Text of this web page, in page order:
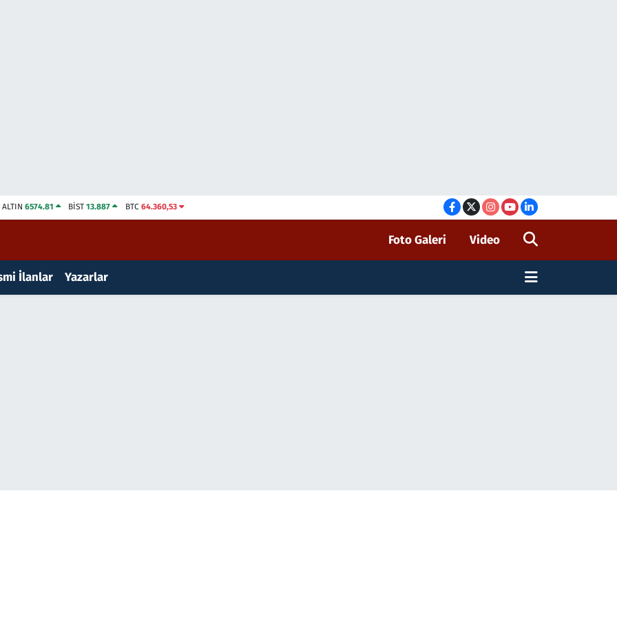
ALTIN 6574.81 BİST13.887 BTC 64.360,53
Foto Galeri Video
İlanlar Yazarlar